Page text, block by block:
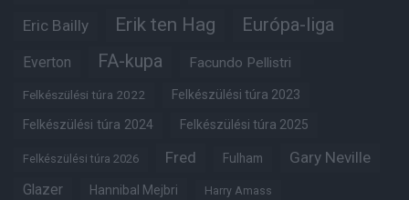
Eric Bailly Erik ten Hag Európa-liga
Everton FA-kupa Facundo Pellistri
Felkészülési túra 2022 Felkészülési túra 2023
Felkészülési túra 2024 Felkészülési túra 2025
Felkészülési túra 2026 Fred Fulham Gary Neville
Glazer Hannibal Mejbri Harry Amass